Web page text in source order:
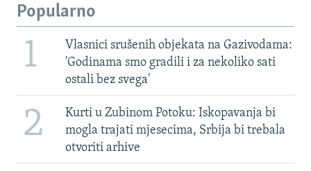
Popularno
1
Vlasnici srušenih objekata na Gazivodama:
'Godinama smo gradili i za nekoliko sati
ostali bez svega'
2
Kurti u Zubinom Potoku: Iskopavanja bi
mogla trajati mjesecima, Srbija bi trebala
otvoriti arhive